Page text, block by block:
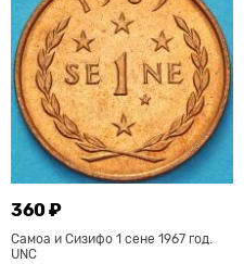
360 ₽
Самоа и Сизифо 1 сене 1967 год.
UNC